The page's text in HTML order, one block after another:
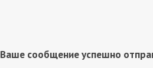
Ваше сообщение успешно